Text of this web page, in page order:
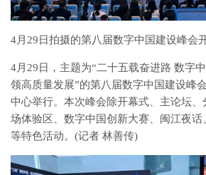
4月29日拍摄的第八届数字中国建设峰会
4月29日，主题为“二十五载奋进路 数字
领高质量发展”的第八届数字中国建设峰
中心举行。本次峰会除开幕式、主论坛
场体验区、数字中国创新大赛、闽江夜话
等特色活动。(记者 林善传)